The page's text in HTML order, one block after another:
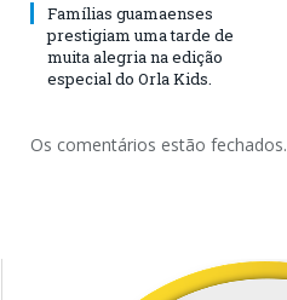
Famílias guamaenses
prestigiam uma tarde de
muita alegria na edição
especial do Orla Kids.
Os comentários estão fechados.